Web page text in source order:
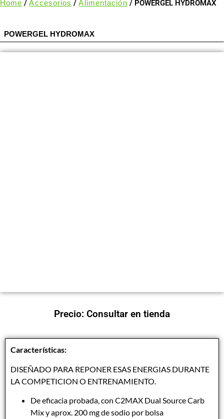
Home /Accesorios /Alimentación / POWERGEL HYDROMAX
POWERGEL HYDROMAX
Precio: Consultar en tienda
Características:
DISEÑADO PARA REPONER ESAS ENERGIAS DURANTE
LA COMPETICION O ENTRENAMIENTO.
De eficacia probada, con C2MAX Dual Source Carb
Mix y aprox. 200 mg de sodio por bolsa